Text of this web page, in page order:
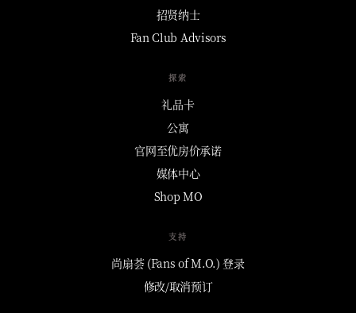
招贤纳士
Fan Club Advisors
探索
礼品卡
公寓
官网至优房价承诺
媒体中心
Shop MO
支持
尚扇荟 (Fans of M.O.) 登录
修改/取消预订